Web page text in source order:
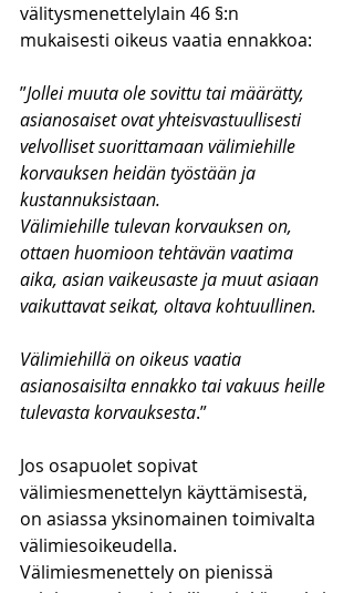
välitysmenettelylain 46 §:n
mukaisesti oikeus vaatia ennakkoa:
”Jollei muuta ole sovittu tai määrätty,
asianosaiset ovat yhteisvastuullisesti
velvolliset suorittamaan välimiehille
korvauksen heidän työstään ja
kustannuksistaan.
Välimiehille tulevan korvauksen on,
ottaen huomioon tehtävän vaatima
aika, asian vaikeusaste ja muut asiaan
vaikuttavat seikat, oltava kohtuullinen.
Välimiehillä on oikeus vaatia
asianosaisilta ennakko tai vakuus heille
tulevasta korvauksesta.”
Jos osapuolet sopivat
välimiesmenettelyn käyttämisestä,
on asiassa yksinomainen toimivalta
välimiesoikeudella.
Välimiesmenettely on pienissä